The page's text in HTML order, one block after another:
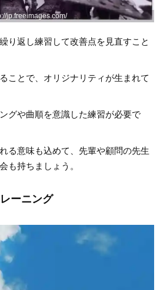
jp.freeimages.com/
り返し練習して改善点を見直すこと
ことで、オリジナリティが生まれて
グや曲順を意識した練習が必要で
る意味も込めて、先輩や顧問の先生
も持ちましょう。
ーニング